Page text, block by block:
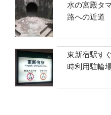
水の宮殿タ
路への近道
東新宿駅す
時利用駐輪